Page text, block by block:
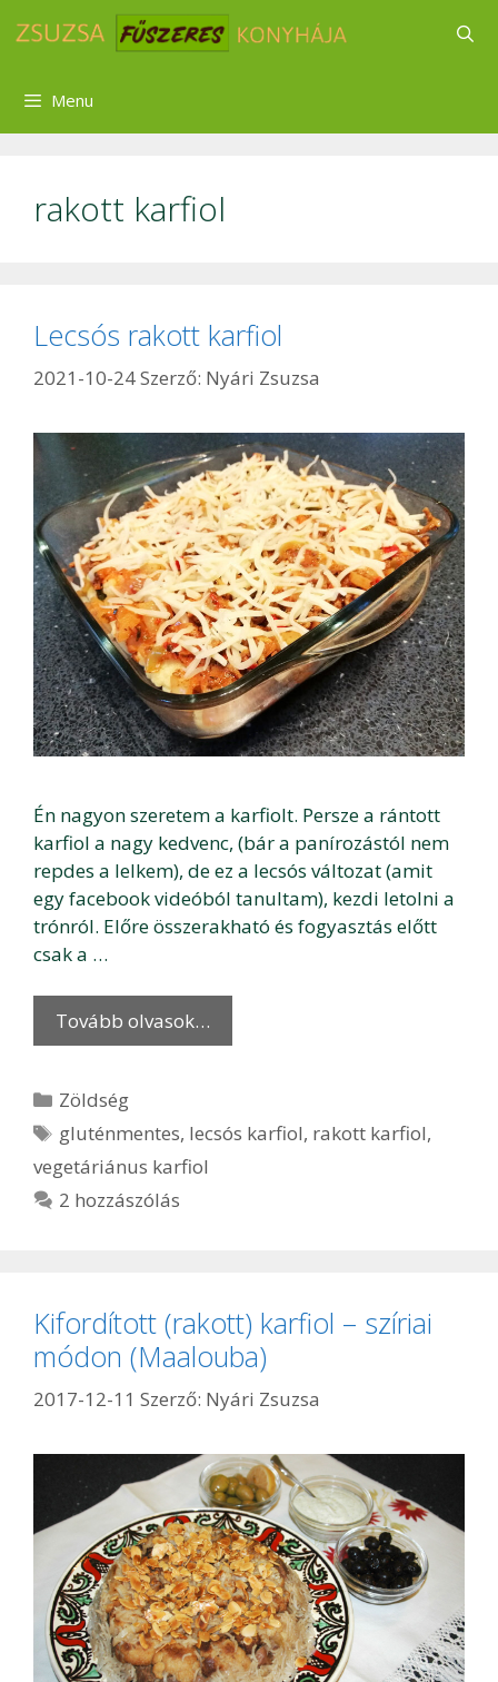
Menu
rakott karfiol
Lecsós rakott karfiol
2021-10-24Szerző: Nyári Zsuzsa
Én nagyon szeretem a karfiolt. Persze a rántott
karfiol a nagy kedvenc, (bár a panírozástól nem
repdes a lelkem), de ez a lecsós változat (amit
egy facebook videóból tanultam), kezdi letolni a
trónról. Előre összerakható és fogyasztás előtt
csak a …
Tovább olvasok…
Kategória
Zöldség
Címkék
gluténmentes, lecsós karfiol, rakott karfiol,
vegetáriánus karfiol
2 hozzászólás
Kifordított (rakott) karfiol – szíriai
módon (Maalouba)
2017-12-11 Szerző: Nyári Zsuzsa